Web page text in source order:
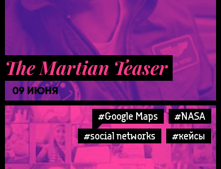
The Martian Teaser
09 ИЮНЯ
#Google Maps
#NASA
#social networks
#кейсы